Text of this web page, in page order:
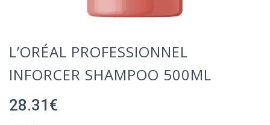
L’ORÉAL PROFESSIONNEL
INFORCER SHAMPOO 500ML
28.31 €